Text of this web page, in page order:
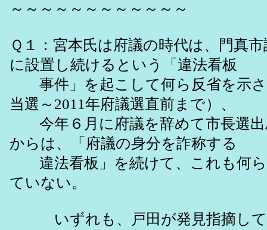
～～～～～～～～～～～～
Ｑ１：宮本氏は府議の時代は、門真
に設置し続けるという「違法看板
事件」を起こして何ら反省を示さ
当選～2011年府議選直前まで）、
今年６月に府議を辞めて市長選出
からは、「府議の身分を詐称する
違法看板」を続けて、これも何ら
ていない。
いずれも、戸田が発見指摘して